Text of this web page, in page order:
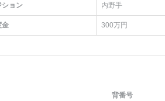
ション 内野手
金 300万円
背番号